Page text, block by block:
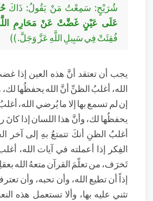
شُرَيْحٍ: سَمِعْتُ مَنْ يَقُولُ: ذَاكَ
عَلَى عَيْنٍ غَضَّتْ عَنْ مَحَارِمِ
فُقِئَتْ فِي سَبِيلِ اللَّهِ عَزَّ وَجَلَّ. ))
يجب أن تعتقد أنَّ هذه العين إذا
الله، أغلبُ الظنِّ أنَّ الله يحفظُها
إن لم تسمع بها إلا ما يُرضي الله،
يحفظُها لك، وأنَّ هذا اللسان إذا كانَ
أغلبُ الظنِ أنكَ تتمتعُ بهِ إلى آخر
الفِكر إذا أعملته في آيات الله،
تَخرَف، من تعلّمَ القرآن متعهُ الله
إذاً أن تطيع الله، وأن تحبه، وأن
تثني عليه بها، وألا تستعمل هذه